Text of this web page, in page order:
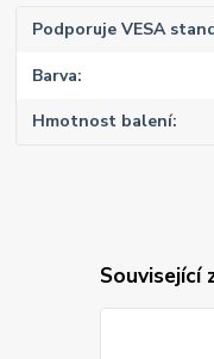
Podporuje VESA
Barva
Hmotnost balení
Související